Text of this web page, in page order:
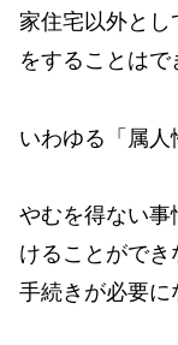
家住宅以外と
をすることはで
いわゆる「属人
やむを得ない
けることがで
手続きが必要に